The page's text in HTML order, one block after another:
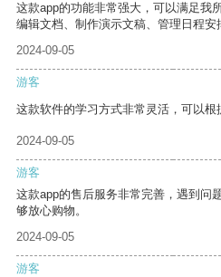
这款app的功能非常强大，可以满足我
编辑文档、制作演示文稿、管理日程安
2024-09-05
游客
这款软件的学习方式非常灵活，可以根
2024-09-05
游客
这款app的售后服务非常完善，遇到问
够放心购物。
2024-09-05
游客